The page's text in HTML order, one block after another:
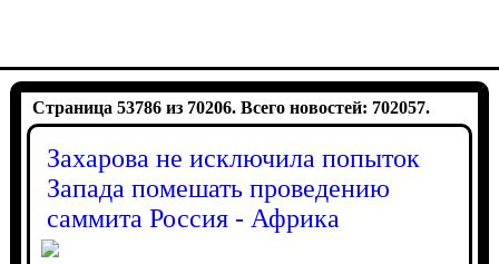
Страница 53786 из 70206. Всего новостей: 702057.
Захарова не исключила попыток
Запада помешать проведению
саммита Россия - Африка